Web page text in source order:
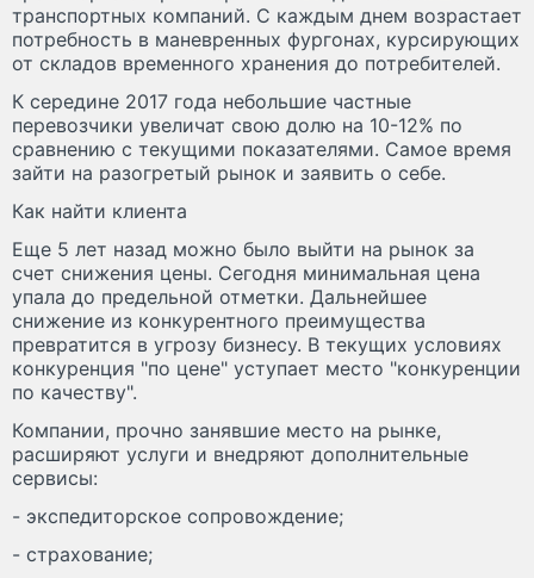
транспортных компаний. С каждым днем возрастает
потребность в маневренных фургонах, курсирующих
от складов временного хранения до потребителей.
К середине 2017 года небольшие частные
перевозчики увеличат свою долю на 10-12% по
сравнению с текущими показателями. Самое время
зайти на разогретый рынок и заявить о себе.
Как найти клиента
Еще 5 лет назад можно было выйти на рынок за
счет снижения цены. Сегодня минимальная цена
упала до предельной отметки. Дальнейшее
снижение из конкурентного преимущества
превратится в угрозу бизнесу. В текущих условиях
конкуренция "по цене" уступает место "конкуренции
по качеству".
Компании, прочно занявшие место на рынке,
расширяют услуги и внедряют дополнительные
сервисы:
- экспедиторское сопровождение;
- страхование;